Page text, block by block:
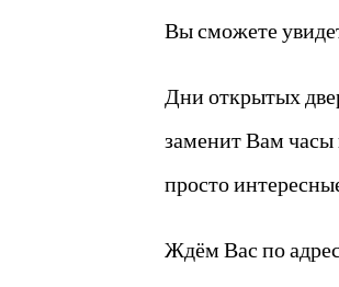
Вы сможете
Дни открытых
заменит Вам часы
просто
Ждём Вас по